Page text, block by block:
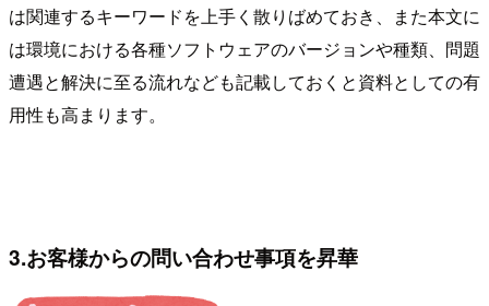
は関連するキーワードを上手く散りばめておき、また本文に
は環境における各種ソフトウェアのバージョンや種類、問題
遭遇と解決に至る流れなども記載しておくと資料としての有
用性も高まります。
3.お客様からの問い合わせ事項を昇華